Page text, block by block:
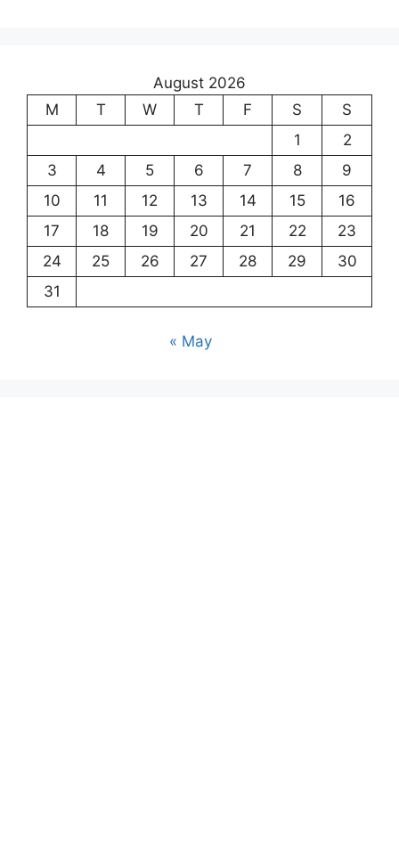
August 2026
M
T W T F S
S
1
2
3
4 5 6 7 8
9
10
11 12 13 14 15
16
17
18 19 20 21 22
23
24
25 26 27 28 29
30
31
« May